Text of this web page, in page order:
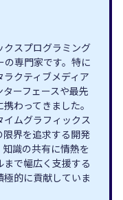
クスプログラミング
の専門家です。特に
クティブメディア
ーフェースや最先
わってきました。
ムグラフィックス
界を追求する開発
識の共有に情熱を
で幅広く支援する
的に貢献していま